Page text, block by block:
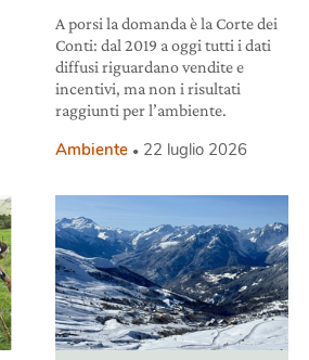
A porsi la domanda è la Corte dei
Conti: dal 2019 a oggi tutti i dati
diffusi riguardano vendite e
incentivi, ma non i risultati
raggiunti per l’ambiente.
Ambiente 22 luglio 2026